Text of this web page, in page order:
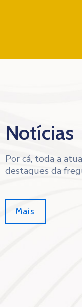
Notícias
Por cá, toda a
destaques da
Mais